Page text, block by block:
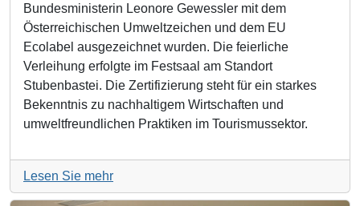
Bundesministerin Leonore Gewessler mit dem
Österreichischen Umweltzeichen und dem EU
Ecolabel ausgezeichnet wurden. Die feierliche
Verleihung erfolgte im Festsaal am Standort
Stubenbastei. Die Zertifizierung steht für ein starkes
Bekenntnis zu nachhaltigem Wirtschaften und
umweltfreundlichen Praktiken im Tourismussektor.
Lesen Sie mehr